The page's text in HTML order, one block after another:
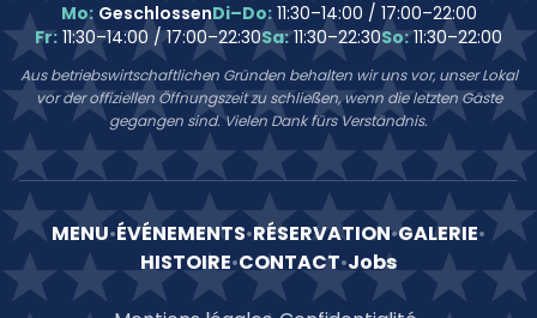
Mo: GeschlossenDi–Do: 11:30–14:00 / 17:00–22:00
Fr: 11:30–14:00 / 17:00–22:30Sa: 11:30–22:30So: 11:30–22:00
Aus betriebswirtschaftlichen Gründen behalten wir uns vor, unser Lokal
vor der offiziellen Öffnungszeit zu schließen, wenn die letzten Gäste
gegangen sind. Vielen Dank fürs Verständnis.
MENU•ÉVÉNEMENTS•RÉSERVATION•GALERIE•
HISTOIRE•CONTACT•Jobs